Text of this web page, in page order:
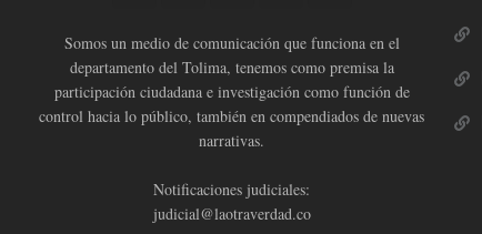
Somos un medio de comunicación que funciona en el
departamento del Tolima, tenemos como premisa la
participación ciudadana e investigación como función de
control hacia lo público, también en compendiados de nuevas
narrativas.
Notificaciones judiciales:
judicial@laotraverdad.co